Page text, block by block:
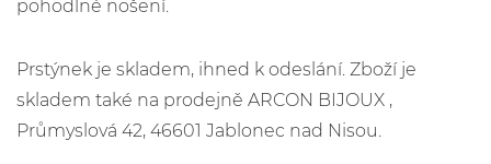
pohodlné nošení.
Prstýnek je skladem, ihned k odeslání. Zboží je
skladem také na prodejně ARCON BIJOUX ,
Průmyslová 42, 46601 Jablonec nad Nisou.